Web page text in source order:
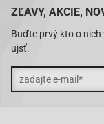
ZĽAVY, AKCIE,
Buďte prvý kto o nich
ujsť.